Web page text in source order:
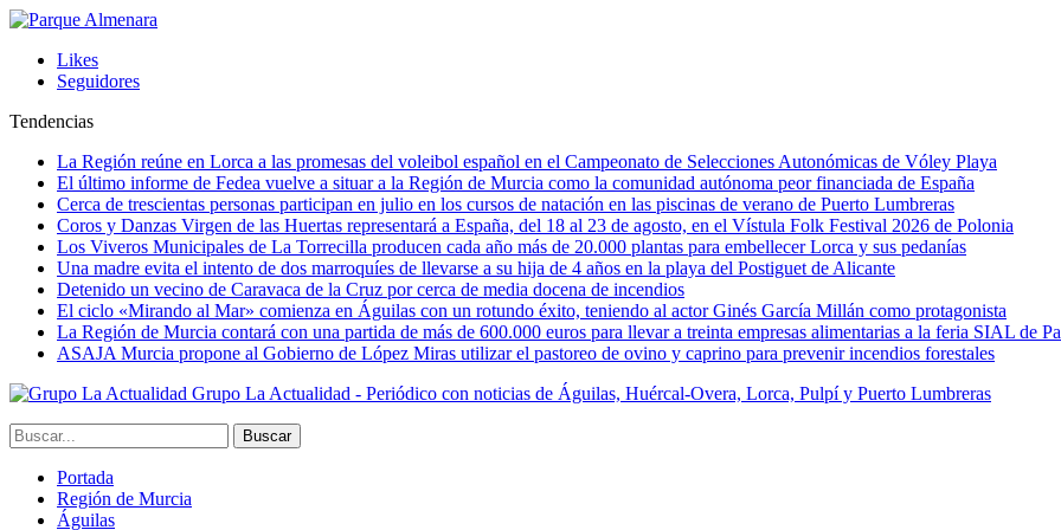
Likes
Seguidores
Tendencias
La Región reúne en Lorca a las promesas del voleibol español en el Campeonato de Selecciones Autonómicas de Vóley Playa
El último informe de Fedea vuelve a situar a la Región de Murcia como la comunidad autónoma peor financiada de España
Cerca de trescientas personas participan en julio en los cursos de natación en las piscinas de verano de Puerto Lumbreras
Coros y Danzas Virgen de las Huertas representará a España, del 18 al 23 de agosto, en el Vístula Folk Festival 2026 de Polonia
Los Viveros Municipales de La Torrecilla producen cada año más de 20.000 plantas para embellecer Lorca y sus pedanías
Una madre evita el intento de dos marroquíes de llevarse a su hija de 4 años en la playa del Postiguet de Alicante
Detenido un vecino de Caravaca de la Cruz por cerca de media docena de incendios
El ciclo «Mirando al Mar» comienza en Águilas con un rotundo éxito, teniendo al actor Ginés García Millán como protagonista
La Región de Murcia contará con una partida de más de 600.000 euros para llevar a treinta empresas alimentarias a la feria SIAL de
ASAJA Murcia propone al Gobierno de López Miras utilizar el pastoreo de ovino y caprino para prevenir incendios forestales
Grupo La Actualidad - Periódico con noticias de Águilas, Huércal-Overa, Lorca, Pulpí y Puerto Lumbreras
Portada
Región de Murcia
Águilas